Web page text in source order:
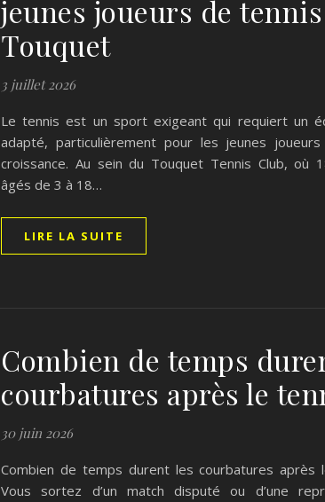
jeunes joueurs de
Touquet
3 juillet 2026
Le tennis est un sport exigeant qui requiert un
adapté, particulièrement pour les jeunes
croissance. Au sein du Touquet Tennis Club, où
âgés de 3 à 18…
LIRE LA SUITE
Combien de temps
courbatures après le
30 juin 2026
Combien de temps durent les courbatures après
Vous sortez d’un match disputé ou d’une